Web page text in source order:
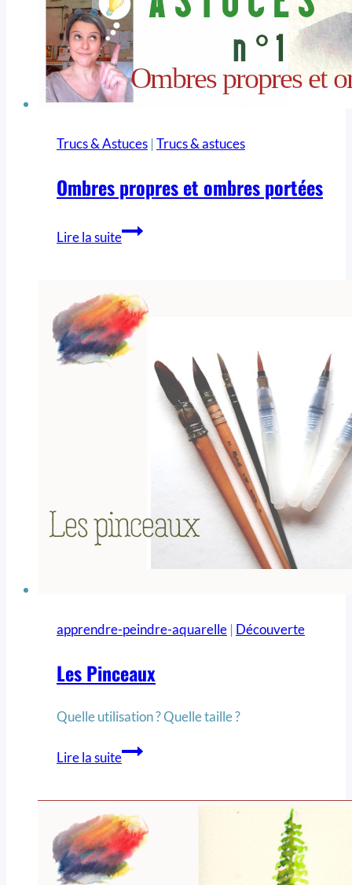
Trucs & Astuces | Trucs & astuces
Ombres propres et ombres portées
Lire la suite
apprendre-peindre-aquarelle | Découverte
Les Pinceaux
Quelle utilisation ? Quelle taille ?
Lire la suite